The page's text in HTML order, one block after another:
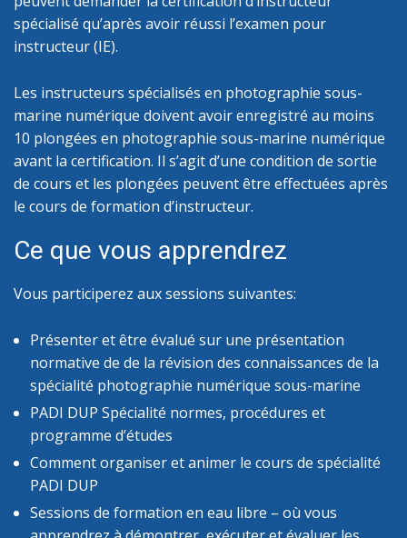
spécialisé qu’après avoir réussi l’examen pour
instructeur (IE).
Les instructeurs spécialisés en photographie sous-
marine numérique doivent avoir enregistré au moins
10 plongées en photographie sous-marine numérique
avant la certification. Il s’agit d’une condition de sortie
de cours et les plongées peuvent être effectuées après
le cours de formation d’instructeur.
Ce que vous apprendrez
Vous participerez aux sessions suivantes:
Présenter et être évalué sur une présentation
normative de de la révision des connaissances de la
spécialité photographie numérique sous-marine
PADI DUP Spécialité normes, procédures et
programme d’études
Comment organiser et animer le cours de spécialité
PADI DUP
Sessions de formation en eau libre – où vous